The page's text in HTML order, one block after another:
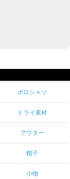
ポロシャツ
ドライ素材
アウター
帽子
小物